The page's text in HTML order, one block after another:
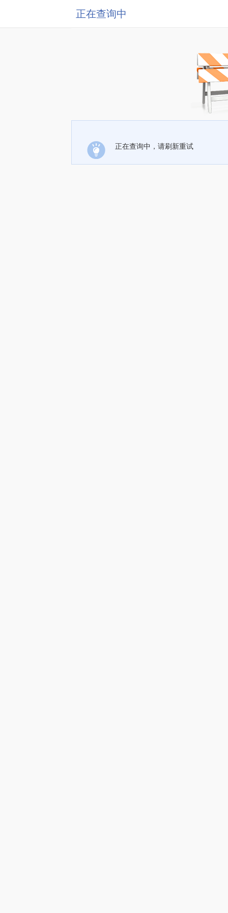
正在查询中
正在查询中，请刷新重试